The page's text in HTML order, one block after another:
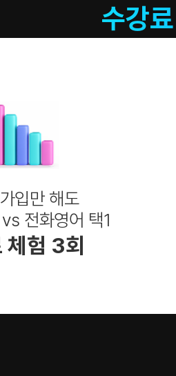
수강
입만 해도
전화영어 택1
체험 3회